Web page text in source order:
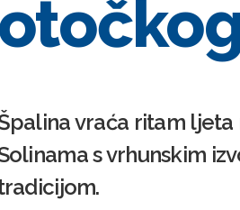
vraća ritam
s vrhunskim